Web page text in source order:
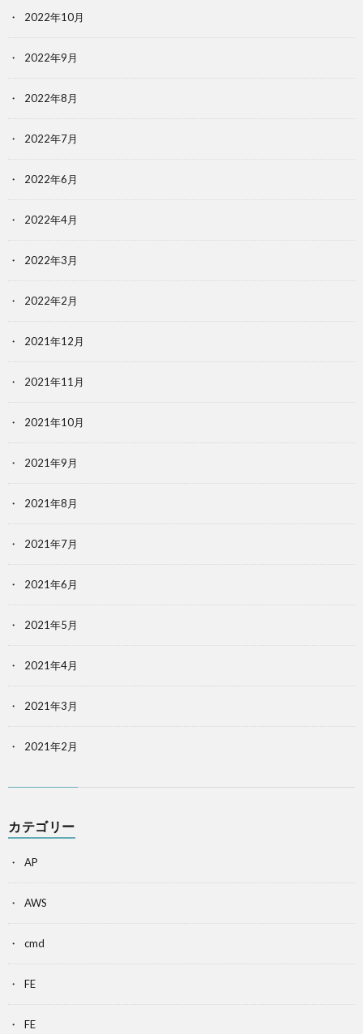
2022年10月
2022年9月
2022年8月
2022年7月
2022年6月
2022年4月
2022年3月
2022年2月
2021年12月
2021年11月
2021年10月
2021年9月
2021年8月
2021年7月
2021年6月
2021年5月
2021年4月
2021年3月
2021年2月
カテゴリー
AP
AWS
cmd
FE
FE